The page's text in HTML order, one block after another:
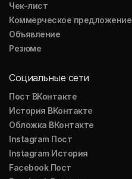
Чек-лист
Коммерческое предложение
Объявление
Резюме
Социальные сети
Пост ВКонтакте
История ВКонтакте
Обложка ВКонтакте
Instagram Пост
Instagram История
Facebook Пост